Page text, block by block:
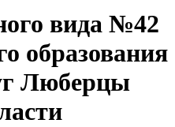
вида №42
образования
Люберцы